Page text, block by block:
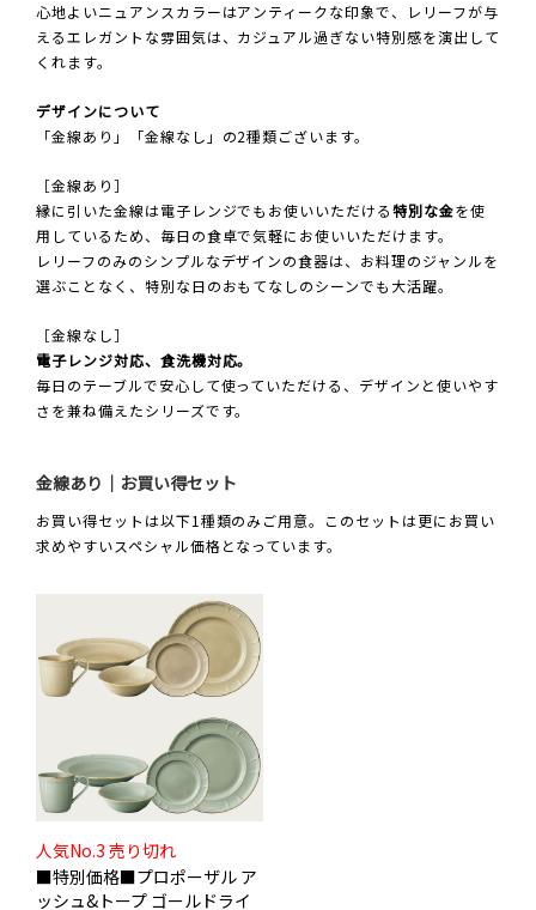
心地よいニュアンスカラーはアンティークな印象で、レリーフが与
えるエレガントな雰囲気は、カジュアル過ぎない特別感を演出して
くれます。
デザインについて
「金線あり」「金線なし」の2種類ございます。
［金線あり］
縁に引いた金線は電子レンジでもお使いいただける特別な金を使
用しているため、毎日の食卓で気軽にお使いいただけます。
レリーフのみのシンプルなデザインの食器は、お料理のジャンルを
選ぶことなく、特別な日のおもてなしのシーンでも大活躍。
［金線なし］
電子レンジ対応、食洗機対応。
毎日のテーブルで安心して使っていただける、デザインと使いやす
さを兼ね備えたシリーズです。
金線あり｜お買い得セット
お買い得セットは以下1種類のみご用意。このセットは更にお買い
求めやすいスペシャル価格となっています。
人気No.3 売り切れ
■特別価格■プロポーザル ア
ッシュ&トープ ゴールドライ